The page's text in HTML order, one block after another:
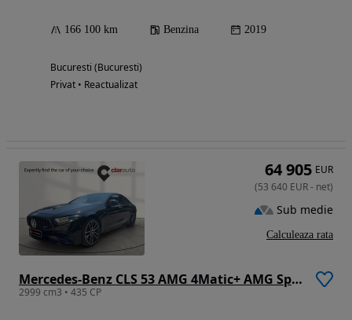
166 100 km Benzina 2019
Bucuresti (Bucuresti)
Privat • Reactualizat
Mercedes-Benz CLS 53 AMG 4Matic+ AMG Speedshift TCT 9G Limited Edition
2999 cm3 • 435 CP
64 905 EUR
(53 640 EUR- net)
Sub medie
Calculeaza rata